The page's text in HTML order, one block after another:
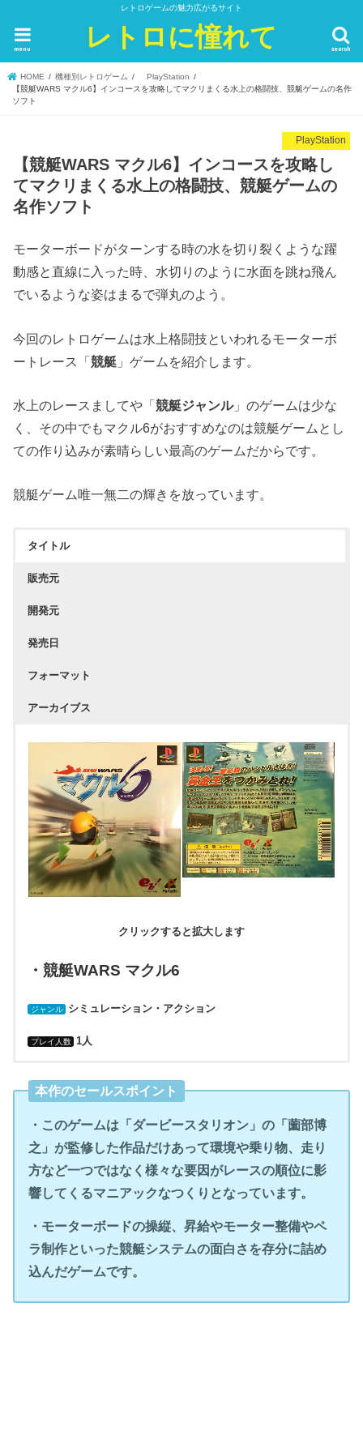
レトロゲームの魅力広がるサイト
レトロに憧れて search
menu
HOME 機種別レトロゲーム
PlayStation
【競艇WARS マクル6】インコースを攻略してマクリまくる水上の格闘技、競艇ゲームの名作
ソフト
PlayStation
【競艇WARS マクル6】インコースを攻略し
てマクリまくる水上の格闘技、競艇ゲームの
名作ソフト
モーターボードがターンする時の水を切り裂くような躍
動感と直線に入った時、水切りのように水面を跳ね飛ん
でいるような姿はまるで弾丸のよう。
今回のレトロゲームは水上格闘技といわれるモーターボ
ートレース「競艇 」ゲームを紹介します。
水上のレースましてや「競艇ジャンル」のゲームは少な
く、その中でもマクル6がおすすめなのは競艇ゲームとし
ての作り込みが素晴らしい最高のゲームだからです。
競艇ゲーム唯一無二の輝きを放っています。
タイトル
販売元
開発元
発売日
フォーマット
アーカイブス
クリックすると拡大します
・競艇WARS マクル6
ジャンル シミュレーション・アクション
プレイ人数 1人
本作のセールスポイント
・このゲームは「ダービースタリオン」の「薗部博
之」が監修した作品だけあって環境や乗り物、走り
方など一つではなく様々な要因がレースの順位に影
響してくるマニアックなつくりとなっています。
・モーターボードの操縦、昇給やモーター整備やペ
ラ制作といった競艇システムの面白さを存分に詰め
込んだゲームです。